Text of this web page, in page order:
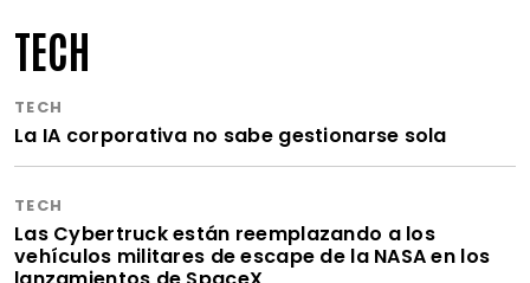
TECH
TECH
La IA corporativa no sabe gestionarse sola
TECH
Las Cybertruck están reemplazando a los
vehículos militares de escape de la NASA en los